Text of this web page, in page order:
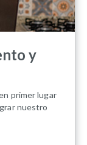
y
primer lugar
nuestro